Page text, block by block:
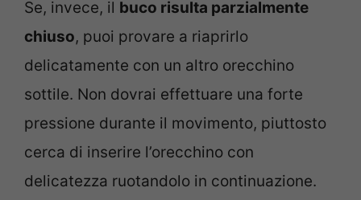
Se, invece, il buco risulta parzialmente
chiuso, puoi provare a riaprirlo
delicatamente con un altro orecchino
sottile. Non dovrai effettuare una forte
pressione durante il movimento, piuttosto
cerca di inserire l’orecchino con
delicatezza ruotandolo in continuazione.